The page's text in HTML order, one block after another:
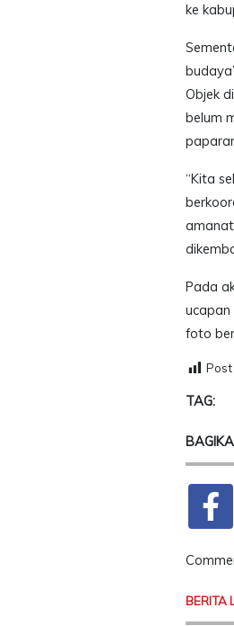
ke
Objek
belum
“Kita
Pada
ucapan
foto
Post
TAG:
BERITA